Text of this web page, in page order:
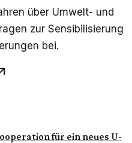
über Umwelt- und
zur Sensibilisierung
bei.
für ein neues U-